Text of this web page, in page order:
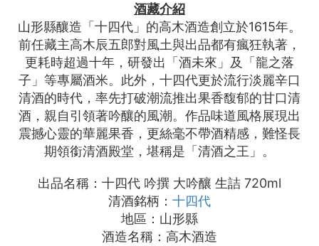
酒藏介紹
山形縣釀造「十四代」的高木酒造創立於1615年。
前任藏主高木辰五郎對風土與出品都有瘋狂執著，
更耗時超過十年，研發出「酒未來」及「龍之落
子」等專屬酒米。此外，十四代更於流行淡麗辛口
清酒的時代，率先打破潮流推出果香馥郁的甘口清
酒，親自引領著吟釀的風潮。作品味道風格展現出
震撼心靈的華麗果香，更絲毫不帶酒精感，難怪長
期領銜清酒殿堂，堪稱是「清酒之王」。
出品名稱：十四代 吟撰 大吟釀 生詰 720ml
清酒銘柄： 十四代
地區：山形縣
酒造名稱：高木酒造